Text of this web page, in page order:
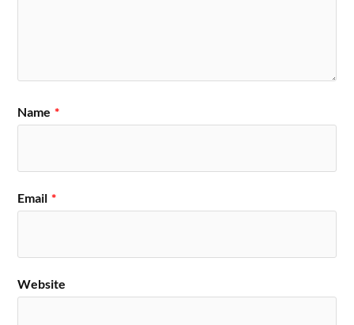
Name *
Email *
Website